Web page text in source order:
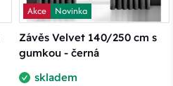
Akce
Novinka
Závěs Velvet 140/250 cm s
gumkou - černá
skladem